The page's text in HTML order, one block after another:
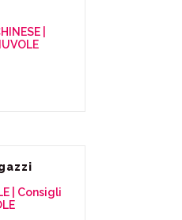
|
| Consigli